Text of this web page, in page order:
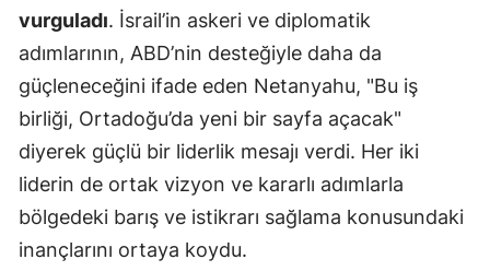
vurguladı. İsrail’in askeri ve diplomatik
adımlarının, ABD’nin desteğiyle daha da
güçleneceğini ifade eden Netanyahu, "Bu iş
birliği, Ortadoğu’da yeni bir sayfa açacak"
diyerek güçlü bir liderlik mesajı verdi. Her iki
liderin de ortak vizyon ve kararlı adımlarla
bölgedeki barış ve istikrarı sağlama konusundaki
inançlarını ortaya koydu.